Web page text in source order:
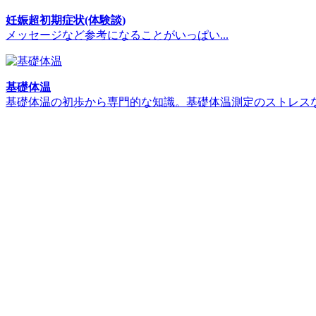
妊娠超初期症状(体験談)
メッセージなど参考になることがいっぱい...
基礎体温
基礎体温の初歩から専門的な知識。基礎体温測定のストレス